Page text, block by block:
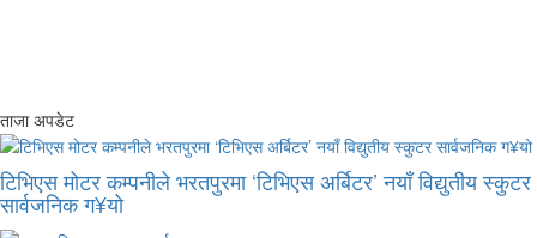
ताजा अपडेट
टिभिएस मोटर कम्पनीले भरतपुरमा ‘टिभिएस अर्बिटर’ नयाँ विद्युतीय स्कुटर
सार्वजनिक ग¥यो